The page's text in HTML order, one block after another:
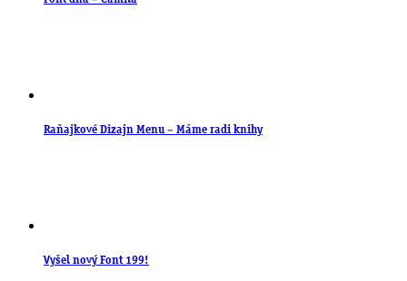
Raňajkové Dizajn Menu – Máme radi knihy
Vyšel nový Font 199!